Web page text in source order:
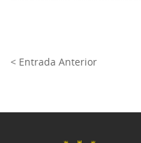
< Entrada Anterior